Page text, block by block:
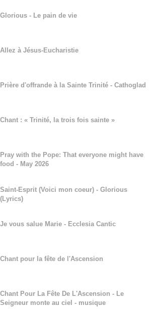
Glorious - Le pain de vie
Allez à Jésus-Eucharistie
Prière d'offrande à la Sainte Trinité - Cathoglad
Chant : « Trinité, la trois fois sainte »
Pray with the Pope: That everyone might have
food - May 2026
Saint-Esprit (Voici mon coeur) - Glorious
(Lyrics)
Je vous salue Marie - Ecclesia Cantic
Chant pour la fête de l'Ascension
Chant Pour La Fête De L'Ascension - Le
Seigneur monte au ciel - musique